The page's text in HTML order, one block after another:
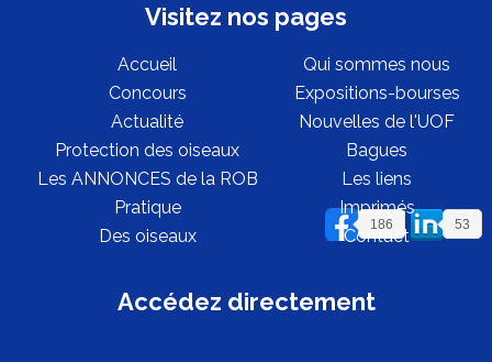
186 53
Visitez nos pages
Accueil
Qui sommes nous
Concours
Expositions-bourses
Actualité
Nouvelles de l'UOF
Protection des oiseaux
Bagues
Les ANNONCES de la ROB
Les liens
Pratique
Imprimés
Des oiseaux
Contact
Accédez directement